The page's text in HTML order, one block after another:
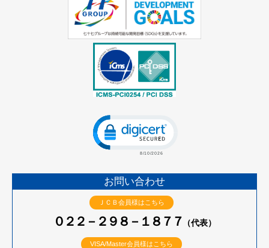
お問い合わせ
ＪＣＢ会員様はこちら
０２２－２９８－１８７７ （代表）
VISA/Master会員様はこちら